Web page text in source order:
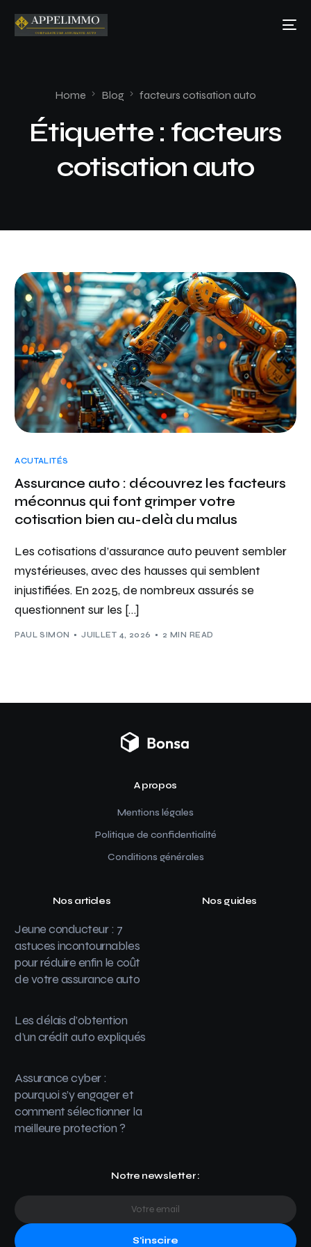
Home Blog facteurs cotisation auto
Étiquette : facteurs
cotisation auto
ACUTALITÉS
Assurance auto : découvrez les facteurs
méconnus qui font grimper votre
cotisation bien au-delà du malus
Les cotisations d’assurance auto peuvent sembler
mystérieuses, avec des hausses qui semblent
injustifiées. En 2025, de nombreux assurés se
questionnent sur les […]
PAUL SIMON JUILLET 4, 2026 2 MIN READ
A propos
Mentions légales
Politique de confidentialité
Conditions générales
Nos articles
Jeune conducteur : 7
astuces incontournables
pour réduire enfin le coût
de votre assurance auto
Les délais d’obtention
d’un crédit auto expliqués
Assurance cyber :
pourquoi s’y engager et
comment sélectionner la
meilleure protection ?
Nos guides
Notre newsletter :
S'inscire